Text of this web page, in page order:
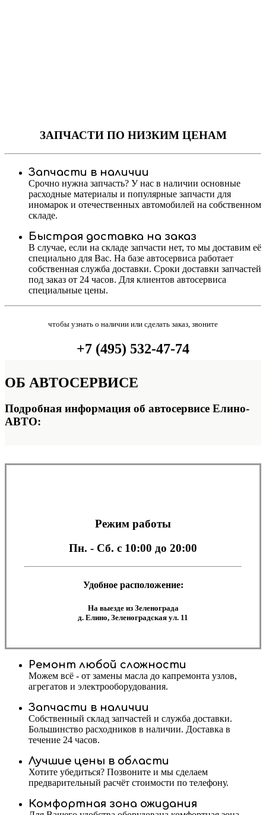
ЗАПЧАСТИПО НИЗКИМ ЦЕНАМ
Запчасти в наличии
Срочно нужна запчасть? У нас в наличии основные
расходные материалы и популярные запчасти для
иномарок и отечественных автомобилей на собственном
складе.
Быстрая доставка на заказ
В случае, если на складе запчасти нет, то мы доставим её
специально для Вас. На базе автосервиса работает
собственная служба доставки. Сроки доставки запчастей
под заказ от 24 часов. Для клиентов автосервиса
специальные цены.
чтобы узнать о наличии или сделать заказ, звоните
+7 (495) 532-47-74
ОБ АВТОСЕРВИСЕ
Подробная информация об автосервисе Елино-
АВТО:
Режим работы
Пн. - Сб. с 10:00 до 20:00
Удобное расположение:
На выезде из Зеленограда
д. Елино, Зеленоградская ул. 11
Ремонт любой сложности
Можем всё - от замены масла до капремонта узлов,
агрегатов и электрооборудования.
Запчасти в наличии
Собственный склад запчастей и служба доставки.
Большинство расходников в наличии. Доставка в
течение 24 часов.
Лучшие цены в области
Хотите убедиться? Позвоните и мы сделаем
предварительный расчёт стоимости по телефону.
Комфортная зона ожидания